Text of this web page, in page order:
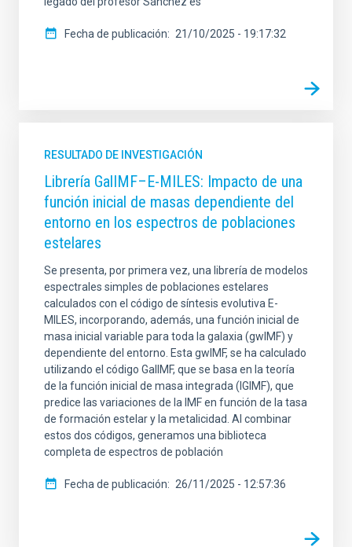
Fecha de publicación 21/10/2025 - 19:17:32
RESULTADO DE INVESTIGACIÓN
Librería GalIMF–E-MILES: Impacto de una
función inicial de masas dependiente del
entorno en los espectros de poblaciones
estelares
Se presenta, por primera vez, una librería de modelos
espectrales simples de poblaciones estelares
calculados con el código de síntesis evolutiva E-
MILES, incorporando, además, una función inicial de
masa inicial variable para toda la galaxia (gwIMF) y
dependiente del entorno. Esta gwIMF, se ha calculado
utilizando el código GalIMF, que se basa en la teoría
de la función inicial de masa integrada (IGIMF), que
predice las variaciones de la IMF en función de la tasa
de formación estelar y la metalicidad. Al combinar
estos dos códigos, generamos una biblioteca
completa de espectros de población
Fecha de publicación 26/11/2025 - 12:57:36